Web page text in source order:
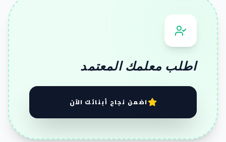
اطلب معلمك المعتمد
اضمن نجاح أبنائك الآن